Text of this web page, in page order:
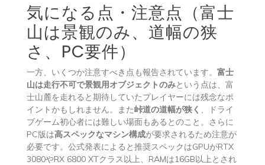
気になる点・注意点（富士
山は景観のみ、道幅の狭
さ、PC要件）
一方、いくつか注意すべき点も報告されています。 富士
山は走行不可で景観用オブジェクトのみという点は、富
士山麓を走れると期待していたプレイヤーには残念なポ
イントかもしれません。また峠道の道幅が狭く 、ドライ
ブゲーム初心者には難しい場面もあるとのこと。さらに
PC版は高スペックなマシン構成が要求されるため注意が
必要です。公式発表によると推奨スペックはGPUがRTX
3080やRX 6800 XTクラス以上、RAMは16GB以上とされ